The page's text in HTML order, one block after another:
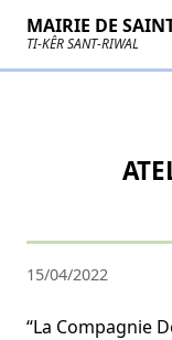
MAIRIE DE
TI-KÊR SANT-RIWAL
15/04/2022
“La Compagnie